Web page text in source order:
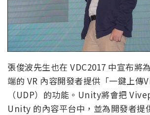
張俊波先生也在 VDC2017 中宣布將
端的 VR 內容開發者提供「一鍵上傳
（UDP）的功能。Unity將會把
Unity 的內容平台中，並為開發者提